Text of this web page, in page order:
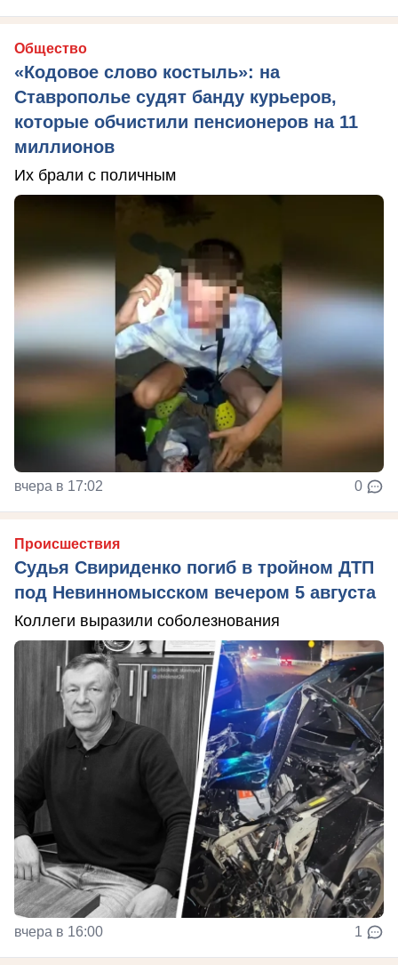
Общество
«Кодовое слово костыль»: на
Ставрополье судят банду курьеров,
которые обчистили пенсионеров на 11
миллионов
Их брали с поличным
вчера в 17:02 0
Происшествия
Судья Свириденко погиб в тройном ДТП
под Невинномысском вечером 5 августа
Коллеги выразили соболезнования
вчера в 16:00 1